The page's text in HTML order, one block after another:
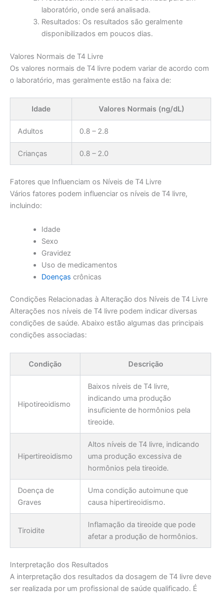
laboratório, onde será analisada.
Resultados: Os resultados são geralmente
disponibilizados em poucos dias.
Valores Normais de T4 Livre
Os valores normais de T4 livre podem variar de acordo com
o laboratório, mas geralmente estão na faixa de:
Idade Valores Normais (ng/dL)
Adultos 0.8 – 2.8
Crianças 0.8 – 2.0
Fatores que Influenciam os Níveis de T4 Livre
Vários fatores podem influenciar os níveis de T4 livre,
incluindo:
Idade
Sexo
Gravidez
Uso de medicamentos
Doenças crônicas
Condições Relacionadas à Alteração dos Níveis de T4 Livre
Alterações nos níveis de T4 livre podem indicar diversas
condições de saúde. Abaixo estão algumas das principais
condições associadas:
Condição Descrição
Hipotireoidismo
Baixos níveis de T4 livre,
indicando uma produção
insuficiente de hormônios pela
tireoide.
Hipertireoidismo
Altos níveis de T4 livre, indicando
uma produção excessiva de
hormônios pela tireoide.
Doença de
Graves
Uma condição autoimune que
causa hipertireoidismo.
Tiroidite
Inflamação da tireoide que pode
afetar a produção de hormônios.
Interpretação dos Resultados
A interpretação dos resultados da dosagem de T4 livre deve
ser realizada por um profissional de saúde qualificado. É